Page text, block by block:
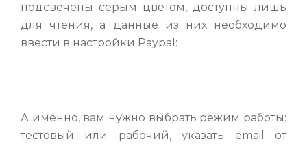
подсвечены серым цветом, доступны лишь
для чтения, а данные из них необходимо
ввести в настройки Paypal:
А именно, вам нужно выбрать режим работы:
тестовый или рабочий, указать email от